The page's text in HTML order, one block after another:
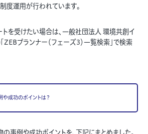
度運用が行われています。
を受けたい場合は、一般社団法人 環境共創イ
ZEBプランナー（フェーズ3）一覧検索 」で検索
成功のポイントは？